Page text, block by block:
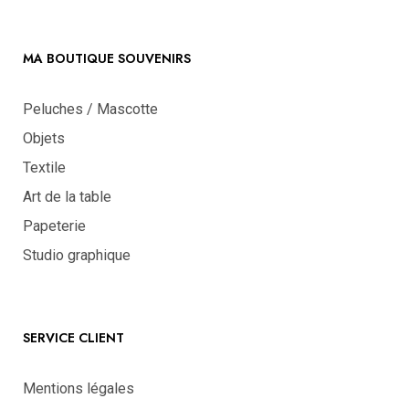
MA BOUTIQUE SOUVENIRS
Peluches / Mascotte
Objets
Textile
Art de la table
Papeterie
Studio graphique
SERVICE CLIENT
Mentions légales